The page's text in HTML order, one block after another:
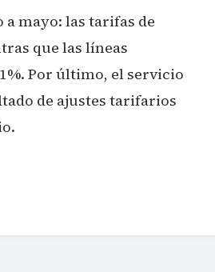
mayo: las tarifas de
que las líneas
Por último, el servicio
de ajustes tarifarios